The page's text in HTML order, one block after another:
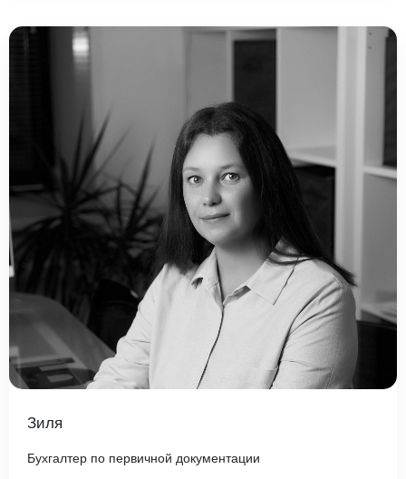
Зиля
Бухгалтер по первичной документации